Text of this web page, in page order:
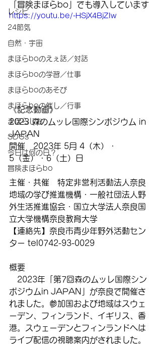
レシピ
24節気
自然・宇宙
まほらboのえぇ話／対話
まほらboの学習／仕事
まほらboのあそび
まほらboの催し／行事
まほらじお
SDGs
今日は何の日？
冒険まほらbo
「冒険まほらbo」でも導入しています
https://youtu.be/-HSjX4BjZIw
《記念動画》
2023 森のムッレ国際シンポジウム in
JAPAN
開催　2023年 5月 4（木）・
5（金）・6（土）日
主催・共催　特定非営利活動法人奈良
地域の学び推進機構・一般社団法人野
外生活推進協会・国立大学法人奈良国
立大学機構奈良教育大学
【連絡先】奈良市青少年野外活動セン
ター tel0742-93-0029
概要
2023年「第7回森のムッレ国際シン
ポジウムin JAPAN」が奈良で開催さ
れました。参加国および地域はスウェ
ーデン、フィンランド、イギリス、香
港。スウェーデンとフィンランドへは
ライブ配信の視聴案内がされました。